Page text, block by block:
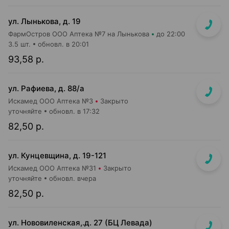
ул. Лынькова, д. 19
ФармОстров ООО Аптека №7 на Лынькова до 22:00
93,58 р.
3.5 шт. обновл. в 20:01
ул. Рафиева, д. 88/а
Искамед ООО Аптека №3 Закрыто
82,50 р.
уточняйте обновл. в 17:32
ул. Кунцевщина, д. 19-121
Искамед ООО Аптека №31 Закрыто
82,50 р.
уточняйте обновл. вчера
ул. Нововиленская,.д. 27 (БЦ Левада)